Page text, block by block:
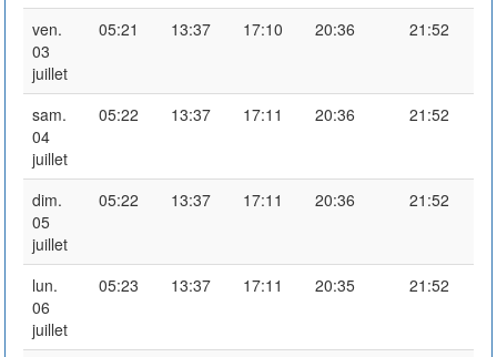
ven.
03
juillet
05:21 13:37 17:10 20:36 21:52
sam.
04
juillet
05:22 13:37 17:11 20:36 21:52
dim.
05
juillet
05:22 13:37 17:11 20:36 21:52
lun.
06
juillet
05:23 13:37 17:11 20:35 21:52